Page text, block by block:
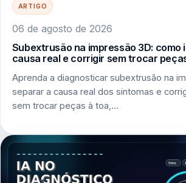
ARTIGO
06 de agosto de 2026
Subextrusão na impressão 3D: como
causa real e corrigir sem trocar
Aprenda a diagnosticar subextrusão na
separar a causa real dos sintomas e
sem trocar peças à toa,…